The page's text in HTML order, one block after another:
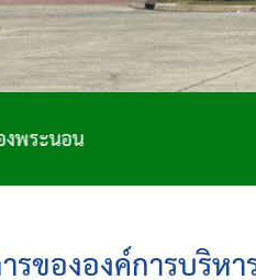
รขององค์การบริห